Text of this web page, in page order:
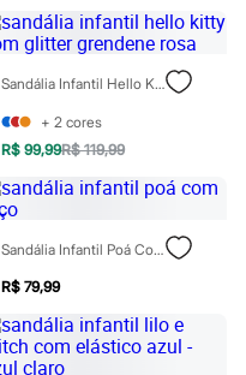
Sandália Infantil Hello Kitty Com Glitter Grendene Rosa
+ 2 cores
R$ 99,99R$ 119,99
Sandália Infantil Poá Com Laço
R$ 79,99